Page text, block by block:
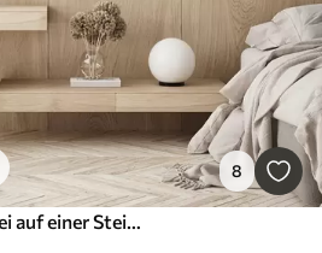
8
Fototapeten Waldmalerei auf einer Steinmauer